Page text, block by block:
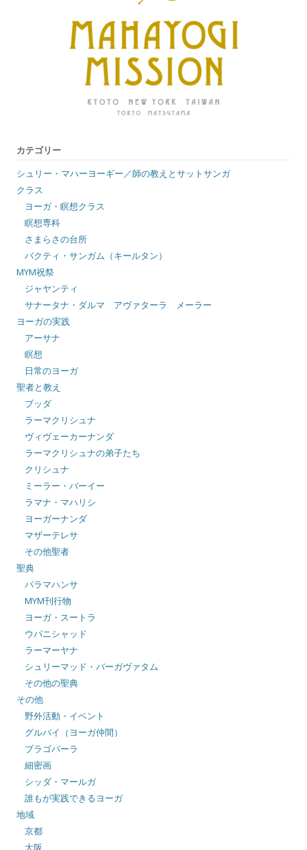
カテゴリー
シュリー・マハーヨーギー／師の教えとサットサンガ
クラス
ヨーガ・瞑想クラス
瞑想専科
さまらさの台所
バクティ・サンガム（キールタン）
MYM祝祭
ジャヤンティ
サナータナ・ダルマ アヴァターラ メーラー
ヨーガの実践
アーサナ
瞑想
日常のヨーガ
聖者と教え
ブッダ
ラーマクリシュナ
ヴィヴェーカーナンダ
ラーマクリシュナの弟子たち
クリシュナ
ミーラー・バーイー
ラマナ・マハリシ
ヨーガーナンダ
マザーテレサ
その他聖者
聖典
パラマハンサ
MYM刊行物
ヨーガ・スートラ
ウパニシャッド
ラーマーヤナ
シュリーマッド・バーガヴァタム
その他の聖典
その他
野外活動・イベント
グルバイ（ヨーガ仲間）
ブラゴパーラ
細密画
シッダ・マールガ
誰もが実践できるヨーガ
地域
京都
大阪